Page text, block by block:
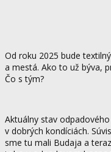
Od roku 2025 bude
a mestá. Ako to už býva,
Čo s tým?
Aktuálny stav
v dobrých kondíciách.
sme tu mali Budaja a